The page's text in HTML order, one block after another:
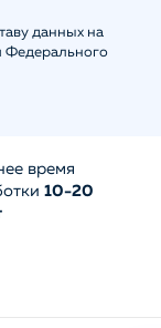
данных на
Федерального
время
10-20